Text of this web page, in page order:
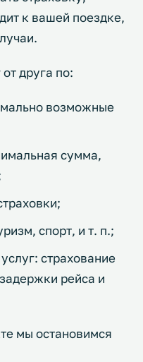
к вашей поездке,
друга по:
возможные
сумма,
спорт, и т. п.;
страхование
рейса и
мы остановимся